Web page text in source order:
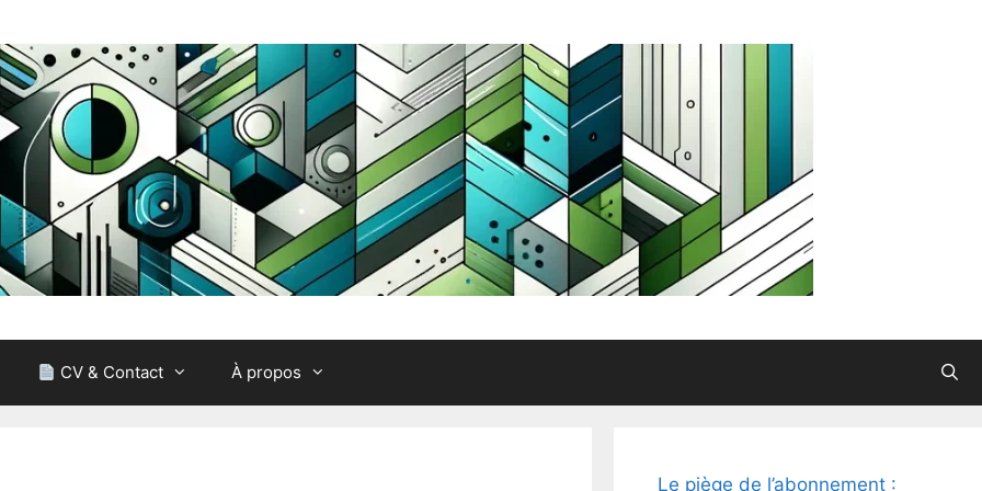
CV & Contact À propos
Le piège de l’abonnement :